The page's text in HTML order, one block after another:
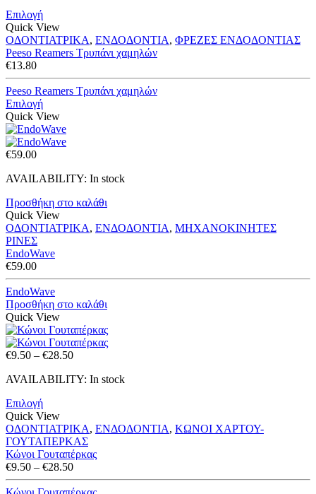
Επιλογή
Quick View
ΟΔΟΝΤΙΑΤΡΙΚΑ, ΕΝΔΟΔΟΝΤΙΑ, ΦΡΕΖΕΣ ΕΝΔΟΔΟΝΤΙΑΣ
Peeso Reamers Τρυπάνι χαμηλών
€13.80
Peeso Reamers Τρυπάνι χαμηλών
Επιλογή
Quick View
€59.00
AVAILABILITY: In stock
Προσθήκη στο καλάθι
Quick View
ΟΔΟΝΤΙΑΤΡΙΚΑ, ΕΝΔΟΔΟΝΤΙΑ, ΜΗΧΑΝΟΚΙΝΗΤΕΣ
ΡΙΝΕΣ
EndoWave
€59.00
EndoWave
Προσθήκη στο καλάθι
Quick View
€9.50 – €28.50Price
€9.50
AVAILABILITY: In stock
Επιλογή
Quick View
ΟΔΟΝΤΙΑΤΡΙΚΑ, ΕΝΔΟΔΟΝΤΙΑ, ΚΩΝΟΙ ΧΑΡΤΟΥ-
ΓΟΥΤΑΠΕΡΚΑΣ
Κώνοι Γουταπέρκας
€9.50 – €28.50Price
range:
€9.50